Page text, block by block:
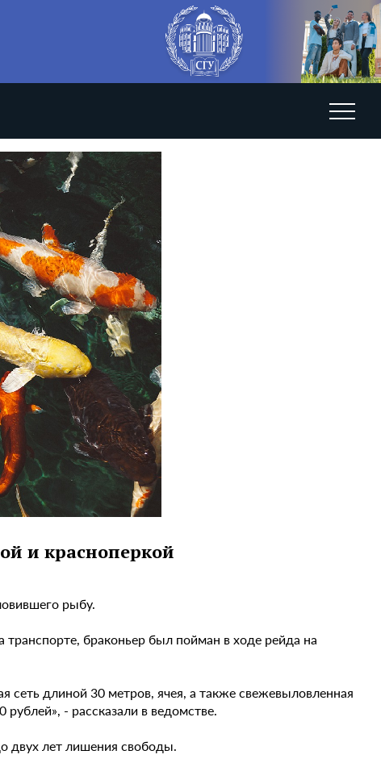
и красноперкой
рыбу.
браконьер был пойман в ходе рейда на
длиной 30 метров, ячея, а также свежевыловленная
- рассказали в ведомстве.
двух лет лишения свободы.